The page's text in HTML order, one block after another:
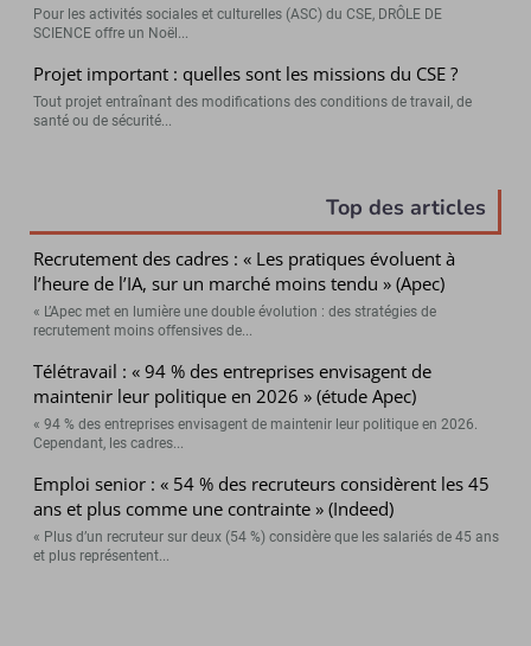
Pour les activités sociales et culturelles (ASC) du CSE, DRÔLE DE
SCIENCE offre un Noël...
Projet important : quelles sont les missions du CSE ?
Tout projet entraînant des modifications des conditions de travail, de
santé ou de sécurité...
Top des articles
Recrutement des cadres : « Les pratiques évoluent à
l’heure de l’IA, sur un marché moins tendu » (Apec)
« L’Apec met en lumière une double évolution : des stratégies de
recrutement moins offensives de...
Télétravail : « 94 % des entreprises envisagent de
maintenir leur politique en 2026 » (étude Apec)
« 94 % des entreprises envisagent de maintenir leur politique en 2026.
Cependant, les cadres...
Emploi senior : « 54 % des recruteurs considèrent les 45
ans et plus comme une contrainte » (Indeed)
« Plus d’un recruteur sur deux (54 %) considère que les salariés de 45 ans
et plus représentent...